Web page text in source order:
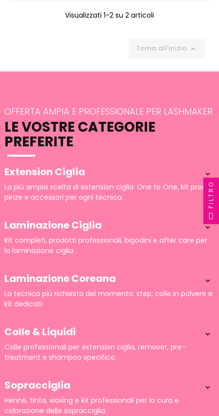
Visualizzati 1-2 su 2 articoli
Torna all'inizio 
OFFERTA AMPIA E PROFESSIONALE PER LASHMAKER
LE VOSTRE CATEGORIE
PREFERITE
Extension Ciglia 
La più ampia scelta di extension ciglia: One to One, kit pronti,
pinze e accessori per ogni tecnica.
Laminazione Ciglia 
Kit completi, prodotti professionali, bigodini e after care per
la laminazione ciglia.
Laminazione Coreana 
La tecnica più richiesta del momento: step, colle in polvere e
kit dedicati.
Colle & Liquidi 
Colle professionali per extension ciglia, remover, pre-
treatment e shampoo specifico.
Sopracciglia 
Henné, tinta, waxing e kit professionali per la cura e
colorazione delle sopracciglia.
FILTRO